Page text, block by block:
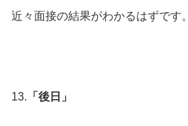
近々面接の結果がわかるはずです。
13. 「後日」